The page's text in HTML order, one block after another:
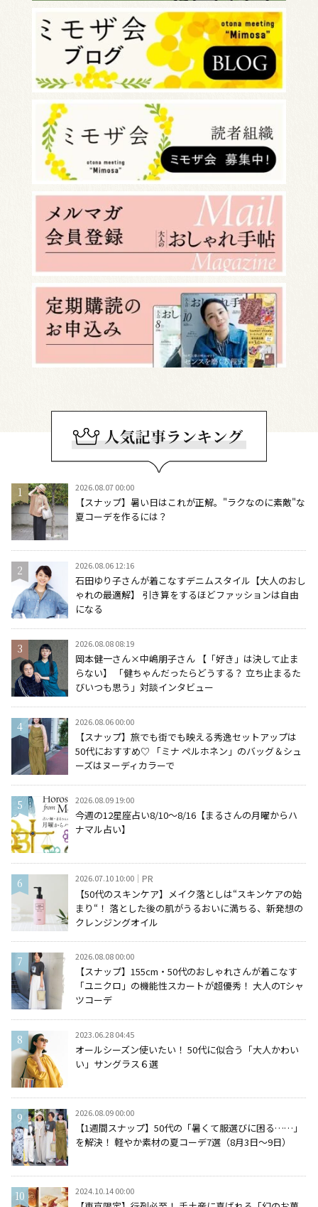
2026.08.07 00:00
【スナップ】暑い日はこれが正解。"ラクなのに素敵"な
夏コーデを作るには？
2026.08.06 12:16
石田ゆり子さんが着こなすデニムスタイル【大人のおし
ゃれの最適解】 引き算をするほどファッションは自由
になる
2026.08.08 08:19
岡本健一さん×中嶋朋子さん 【「好き」は決して止ま
らない】 「健ちゃんだったらどうする？ 立ち止まるた
びいつも思う」対談インタビュー
2026.08.06 00:00
【スナップ】旅でも街でも映える秀逸セットアップは
50代におすすめ♡ 「ミナ ペルホネン」のバッグ＆シュ
ーズはヌーディカラーで
2026.08.09 19:00
今週の12星座占い8/10～8/16【まるさんの月曜からハ
ナマル占い】
2026.07.10 10:00 PR
【50代のスキンケア】メイク落としは“スキンケアの始
まり“！ 落とした後の肌がうるおいに満ちる、新発想の
クレンジングオイル
2026.08.08 00:00
【スナップ】155cm・50代のおしゃれさんが着こなす
「ユニクロ」の機能性スカートが超優秀！ 大人のTシャ
ツコーデ
2023.06.28 04:45
オールシーズン使いたい！ 50代に似合う「大人かわい
い」サングラス６選
2026.08.09 00:00
【1週間スナップ】50代の「暑くて服選びに困る……」
を解決！ 軽やか素材の夏コーデ7選（8月3日～9日）
2024.10.14 00:00